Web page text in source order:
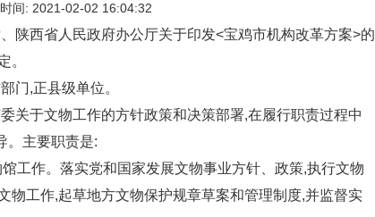
间: 2021-02-02 16:04:32
陕西省人民政府办公厅关于印发<宝鸡市机构改革方案>的
。
门,正县级单位。
关于文物工作的方针政策和决策部署,在履行职责过程中
。主要职责是:
工作。落实党和国家发展文物事业方针、政策,执行文物
物工作,起草地方文物保护规章草案和管理制度,并监督实